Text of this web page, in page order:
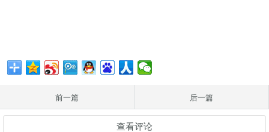
前一篇 后一篇
查看评论